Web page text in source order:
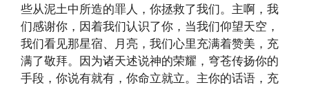
些从泥土中所造的罪人，你拯救了我们。主啊，我
们感谢你，因着我们认识了你，当我们仰望天空，
我们看见那星宿、月亮，我们心里充满着赞美，充
满了敬拜。因为诸天述说神的荣耀，穹苍传扬你的
手段，你说有就有，你命立就立。主你的话语，充